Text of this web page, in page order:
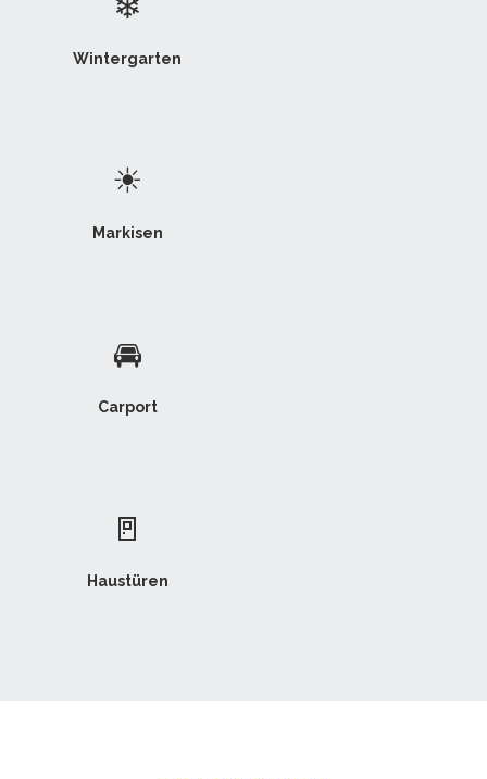
Wintergarten
☀
Markisen
🚘
Carport
🚪
Haustüren